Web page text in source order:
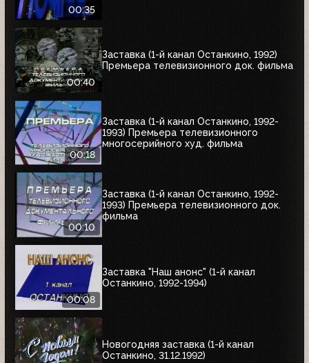
00:35
00:40
Заставка (1-й канал Останкино, 1992)
Премьера телевизионного док. фильма
00:18
Заставка (1-й канал Останкино, 1992-
1993) Премьера телевизионного
многосерийного худ. фильма
00:10
Заставка (1-й канал Останкино, 1992-
1993) Премьера телевизионного док.
фильма
00:08
Заставка "Наш анонс" (1-й канал
Останкино, 1992-1994)
Новогодняя заставка (1-й канал
Останкино, 31.12.1992)